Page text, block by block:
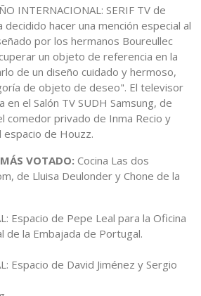
INTERNACIONAL: SERIF TV de
decidido hacer una mención especial al
por los hermanos Boureullec
un objeto de referencia en la
de un diseño cuidado y hermoso,
de objeto de deseo". El televisor
en el Salón TV SUDH Samsung, de
comedor privado de Inma Recio y
espacio de Houzz.
VOTADO: Cocina Las dos
de Lluisa Deulonder y Chone de la
Espacio de Pepe Leal para la Oficina
de la Embajada de Portugal.
Espacio de David Jiménez y Sergio